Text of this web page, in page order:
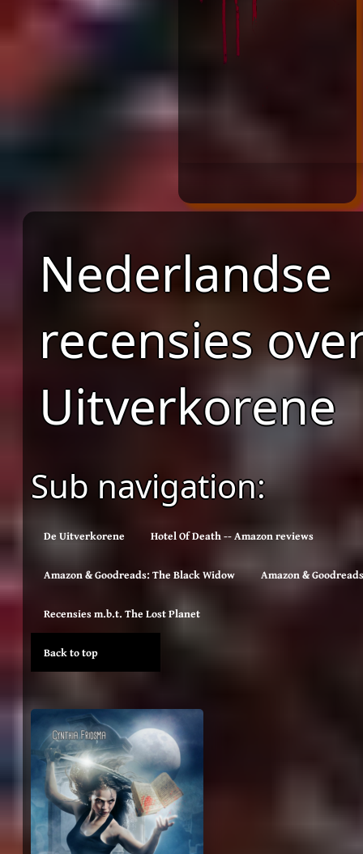
Nederlandse
recensies
Uitverkorene
Sub navigation:
De Uitverkorene Hotel Of Death -- Amazon reviews
Amazon & Goodreads: The Black Widow Amazon &
Recensies m.b.t. The Lost Planet
Back to top